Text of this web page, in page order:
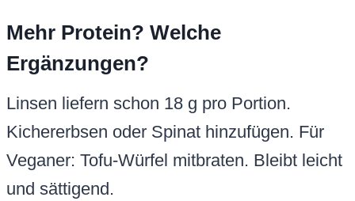
Mehr Protein? Welche
Ergänzungen?
Linsen liefern schon 18 g pro Portion.
Kichererbsen oder Spinat hinzufügen. Für
Veganer: Tofu-Würfel mitbraten. Bleibt leicht
und sättigend.